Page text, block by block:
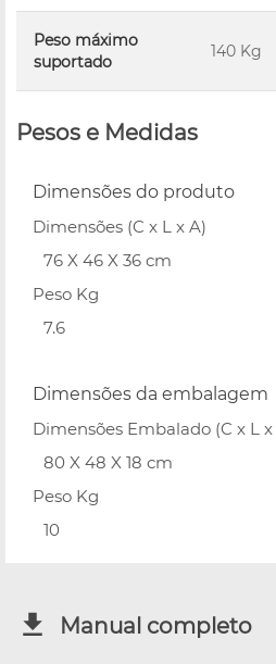
Peso máximo
suportado
140 Kg
Pesos e Medidas
Dimensões do produto
Dimensões (C x L x A)
76 X 46 X 36 cm
Peso Kg
7.6
Dimensões da embalagem
Dimensões Embalado (C x L x
80 X 48 X 18 cm
Peso Kg
10
Manual completo